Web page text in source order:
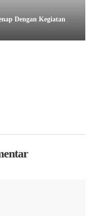
Dengan Kegiatan